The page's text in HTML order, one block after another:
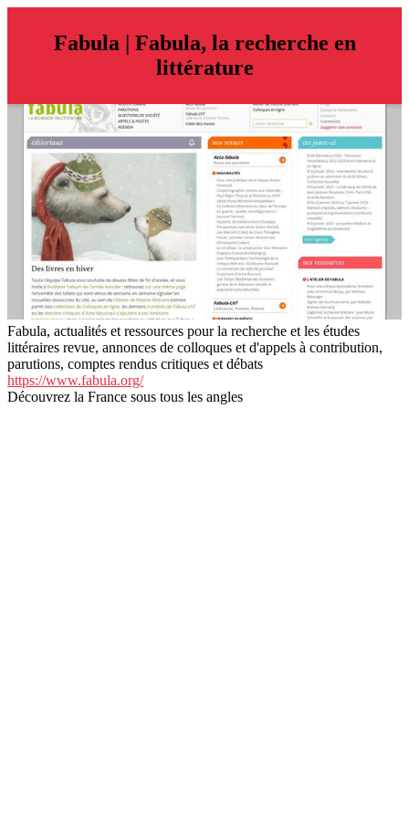
Fabula | Fabula, la recherche en
littérature
Fabula, actualités et ressources pour la recherche et les études
littéraires revue, annonces de colloques et d'appels à contribution,
parutions, comptes rendus critiques et débats
https://www.fabula.org/
Découvrez la France sous tous les angles